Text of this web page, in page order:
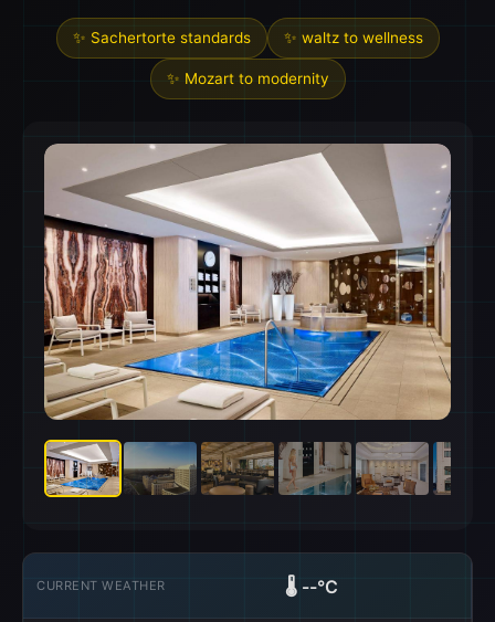
✨ Sachertorte standards ✨ waltz to wellness
✨ Mozart to modernity
CURRENT WEATHER 🌡️ --°C